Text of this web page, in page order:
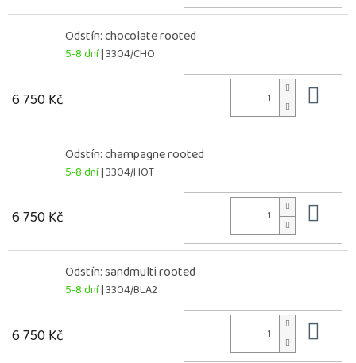
Odstín: chocolate rooted
5-8 dní| 3304/CHO
6 750 Kč
Odstín: champagne rooted
5-8 dní| 3304/HOT
6 750 Kč
Odstín: sandmulti rooted
5-8 dní| 3304/BLA2
6 750 Kč